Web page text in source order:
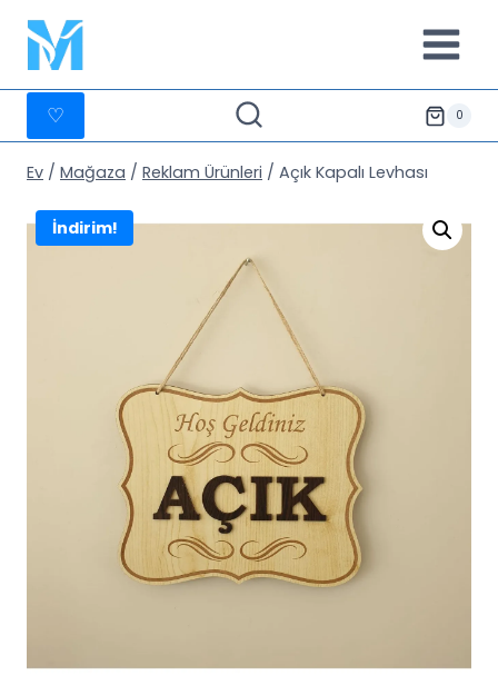
İçeriğe
geç
♡ 0
Ev / Mağaza / Reklam Ürünleri / Açık Kapalı Levhası
İndirim!